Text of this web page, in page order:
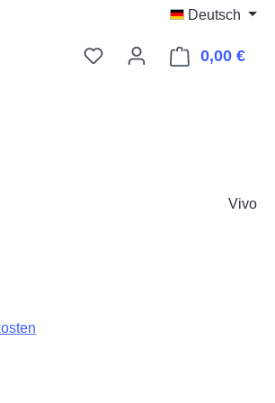
Deutsch
0,00 €
Vivo